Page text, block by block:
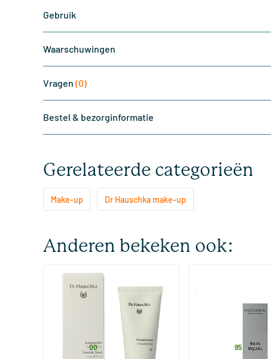
Gebruik
Waarschuwingen
Vragen (0)
Bestel & bezorginformatie
Gerelateerde categorieën
Make-up Dr Hauschka make-up
Anderen bekeken ook:
Foundation 01 Macadamia
vanaf 29.00
Skin Equal
vanaf 95